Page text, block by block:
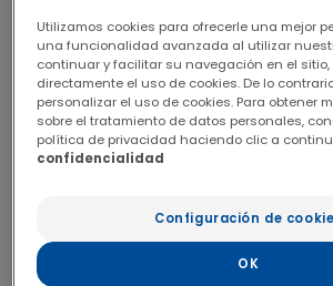
FORMACIÓN
PUBLICACIONES
WEBINARS
RECURSOS
VADEMECUM
FORMACIÓN
Utilizamos cookies para ofrecerle una mejor
una funcionalidad avanzada al utilizar
continuar y facilitar su navegación en el
directamente el uso de cookies. De lo
personalizar el uso de cookies. Para obtener
sobre el tratamiento de datos personales,
política de privacidad haciendo clic a
confidencialidad
Configuración de
OK